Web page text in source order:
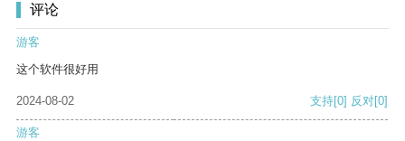
评论
游客
这个软件很好用
2024-08-02 支持[0] 反对[0]
游客